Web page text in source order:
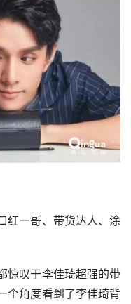
一哥、带货达人、涂
惊叹于李佳琦超强的带
个角度看到了李佳琦背